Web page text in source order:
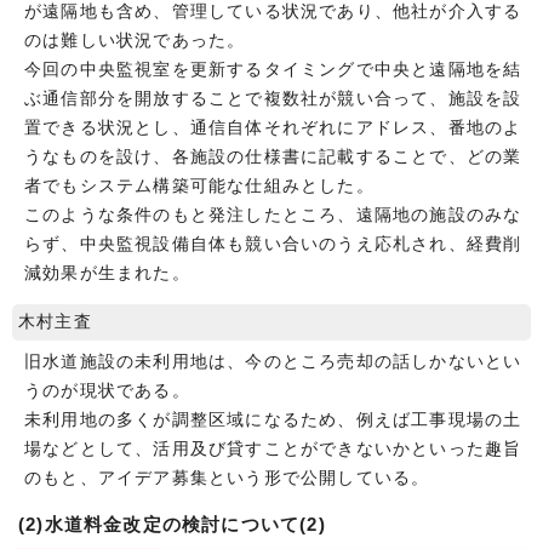
が遠隔地も含め、管理している状況であり、他社が介入する
のは難しい状況であった。
今回の中央監視室を更新するタイミングで中央と遠隔地を結
ぶ通信部分を開放することで複数社が競い合って、施設を設
置できる状況とし、通信自体それぞれにアドレス、番地のよ
うなものを設け、各施設の仕様書に記載することで、どの業
者でもシステム構築可能な仕組みとした。
このような条件のもと発注したところ、遠隔地の施設のみな
らず、中央監視設備自体も競い合いのうえ応札され、経費削
減効果が生まれた。
木村主査
旧水道施設の未利用地は、今のところ売却の話しかないとい
うのが現状である。
未利用地の多くが調整区域になるため、例えば工事現場の土
場などとして、活用及び貸すことができないかといった趣旨
のもと、アイデア募集という形で公開している。
(2)水道料金改定の検討について(2)